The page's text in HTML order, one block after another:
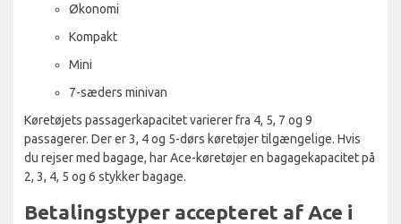
Økonomi
Kompakt
Mini
7-sæders minivan
Køretøjets passagerkapacitet varierer fra 4, 5, 7 og 9
passagerer. Der er 3, 4 og 5-dørs køretøjer tilgængelige. Hvis
du rejser med bagage, har Ace-køretøjer en bagagekapacitet på
2, 3, 4, 5 og 6 stykker bagage.
Betalingstyper accepteret af Ace i